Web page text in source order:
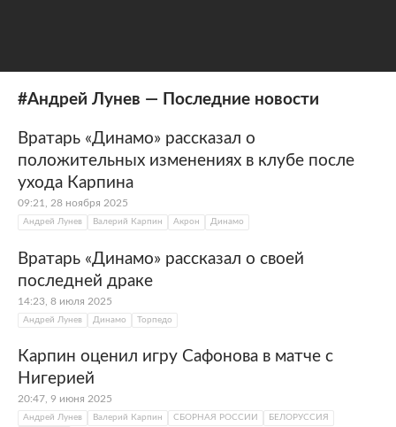
#Андрей Лунев — Последние новости
Вратарь «Динамо» рассказал о
положительных изменениях в клубе после
ухода Карпина
09:21, 28 ноября 2025
Андрей Лунев Валерий Карпин Акрон Динамо
Вратарь «Динамо» рассказал о своей
последней драке
14:23, 8 июля 2025
Андрей Лунев Динамо Торпедо
Карпин оценил игру Сафонова в матче с
Нигерией
20:47, 9 июня 2025
Андрей Лунев Валерий Карпин СБОРНАЯ РОССИИ
БЕЛОРУССИЯ